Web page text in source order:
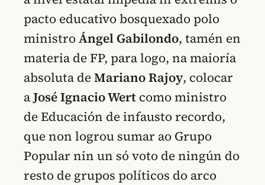
pacto educativo bosquexado polo
ministroÁngel Gabilondo, tamén en
materia de FP, para logo, na maioría
absoluta deMariano Rajoy, colocar
aJosé Ignacio Wert como ministro
de Educación de infausto recordo,
que non logrou sumar ao Grupo
Popular nin un só voto de ningún do
resto de grupos políticos do arco